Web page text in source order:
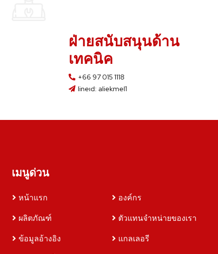
ฝ่ายสนับสนุนด้าน
เทคนิค
+66 97 015 1118
lineıd: aliekmel1
เมนูด่วน
หน้าแรก
องค์กร
ผลิตภัณฑ์
ตัวแทนจำหน่ายของเรา
ข้อมูลอ้างอิง
แกลเลอรี